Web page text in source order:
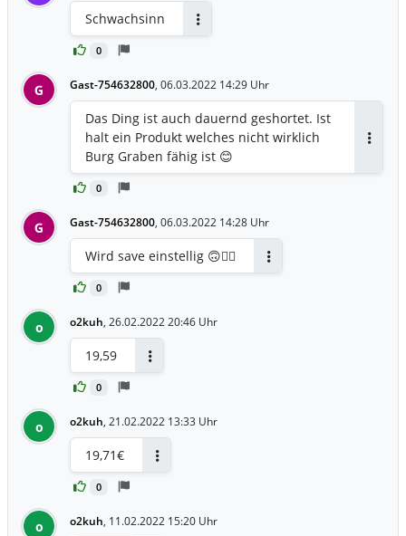
0
Schwachsinn
G Gast-754632800, 06.03.2022 14:29 Uhr
0
Das Ding ist auch dauernd geshortet. Ist
halt ein Produkt welches nicht wirklich
Burg Graben fähig ist 😊
G Gast-754632800, 06.03.2022 14:28 Uhr
0
Wird save einstellig 🙃👌🏻
o o2kuh, 26.02.2022 20:46 Uhr
0
19,59
o o2kuh, 21.02.2022 13:33 Uhr
0
19,71€
o o2kuh, 11.02.2022 15:20 Uhr